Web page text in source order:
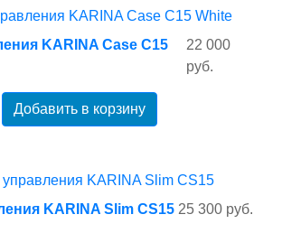
KARINA Case C15
22 000
руб.
Добавить в корзину
KARINA Slim CS15 25 300 руб.